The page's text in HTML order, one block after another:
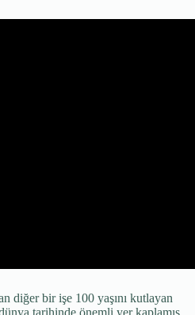
diğer bir işe 100 yaşını kutlayan
tarihinde önemli yer kaplamış